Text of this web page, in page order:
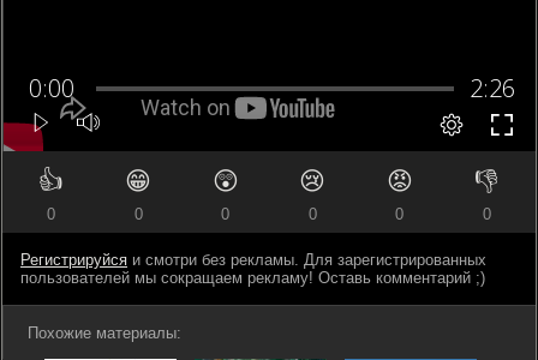
👍
0
😁
0
😲
0
😢
0
😡
0
👎
0
Регистрируйся и смотри без рекламы. Для зарегистрированных
пользователей мы сокращаем рекламу! Оставь комментарий ;)
Похожие материалы: